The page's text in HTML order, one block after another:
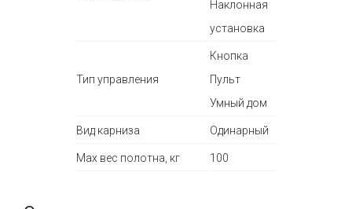
Наклонная
установка
Тип управления
Кнопка
Пульт
Умный дом
Вид карниза Одинарный
Max вес полотна, кг 100